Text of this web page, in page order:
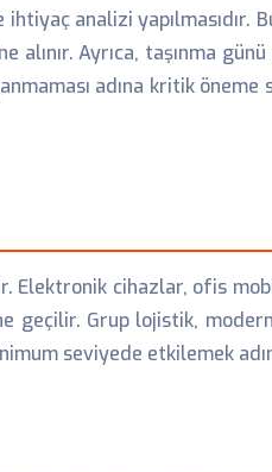
analizi
alınır. Ayrıca, taşınma
adına kritik
Elektronik cihazlar, ofis
geçilir. Grup lojistik,
minimum seviyede